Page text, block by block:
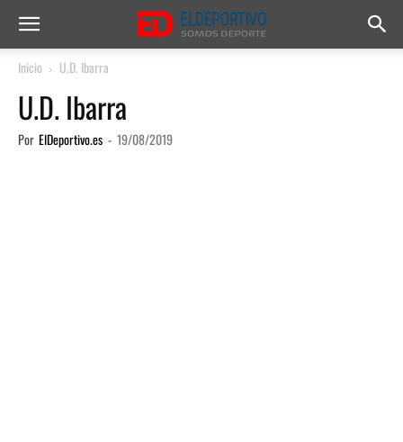
Inicio U.D. Ibarra
U.D. Ibarra
Por ElDeportivo.es - 19/08/2019